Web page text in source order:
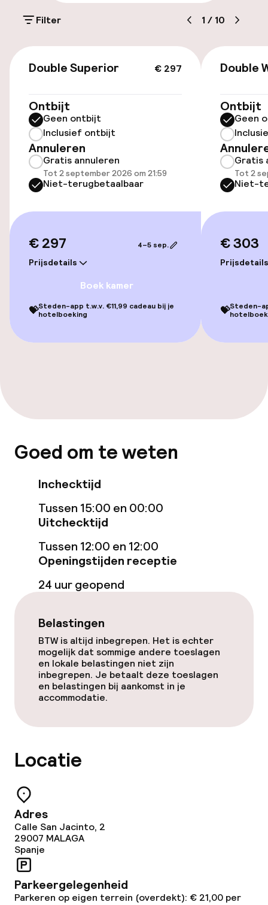
Parkeren & mobiliteit
(buiten)
€ 21,00 per dag
Openbaar parkeren
Oplaadpunt elektrische auto op
locatie
Fietsenstalling
Overal rolstoeltoegankelijk
Voor toegankelijkheid
geoptimaliseerde kamers beschikbaar
Zwemmen & wellness
Fitnessruimte / gym
Entertainment
Eet- en drinkgelegenheden
Restaurant
Bar
Eet- en drinkdiensten
Lunch à la carte
Diner à la carte
Diner, vast menu
Roomservice
Filter 1 / 10
€ 297
Double Superior
Ontbijt
Geen ontbijt
Inclusief ontbijt
Annuleren
Gratis annuleren
Tot 2 september 2026 om 21:59
Niet-terugbetaalbaar
€ 297
Prijsdetails
4–5 sep.
Boek kamer
💝Steden-app t.w.v. €11,99 cadeau bij je
hotelboeking
Double
Ontbijt
Geen
Gratis
Tot 2
Niet-
€ 303
Prijsdetails
💝Steden-
Goed om te weten
Inchecktijd
Tussen 15:00 en 00:00
Uitchecktijd
Tussen 12:00 en 12:00
Openingstijden receptie
24 uur geopend
Belastingen
BTW is altijd inbegrepen. Het is echter
mogelijk dat sommige andere toeslagen
en lokale belastingen niet zijn
inbegrepen. Je betaalt deze toeslagen
en belastingen bij aankomst in je
accommodatie.
Locatie
Adres
Calle San Jacinto, 2
29007 MALAGA
Spanje
Parkeergelegenheid
Parkeren op eigen terrein (overdekt): € 21,00 per